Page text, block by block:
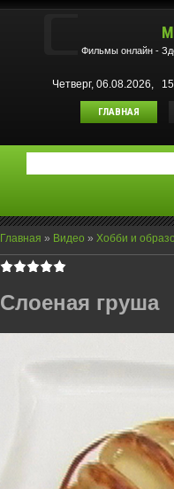
Фильмы oнлайн -
Четверг, 06.08.2026,
ГЛАВНАЯ
Главная » Видео » Хобби и
Слоеная груша